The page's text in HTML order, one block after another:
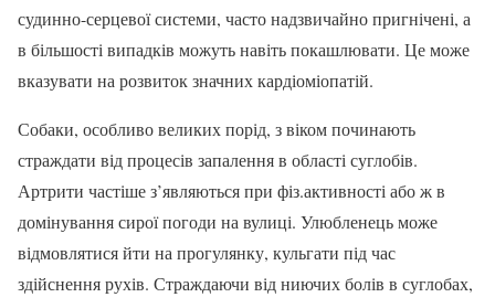
судинно-серцевої системи, часто надзвичайно пригнічені, а
в більшості випадків можуть навіть покашлювати. Це може
вказувати на розвиток значних кардіоміопатій.
Собаки, особливо великих порід, з віком починають
страждати від процесів запалення в області суглобів.
Артрити частіше з’являються при фіз.активності або ж в
домінування сирої погоди на вулиці. Улюбленець може
відмовлятися йти на прогулянку, кульгати під час
здійснення рухів. Страждаючи від ниючих болів в суглобах,